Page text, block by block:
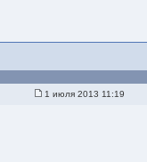
1 июля 2013 11:19